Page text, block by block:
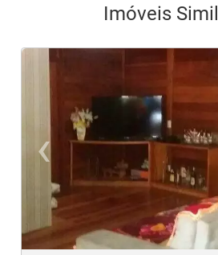
Imóveis
‹